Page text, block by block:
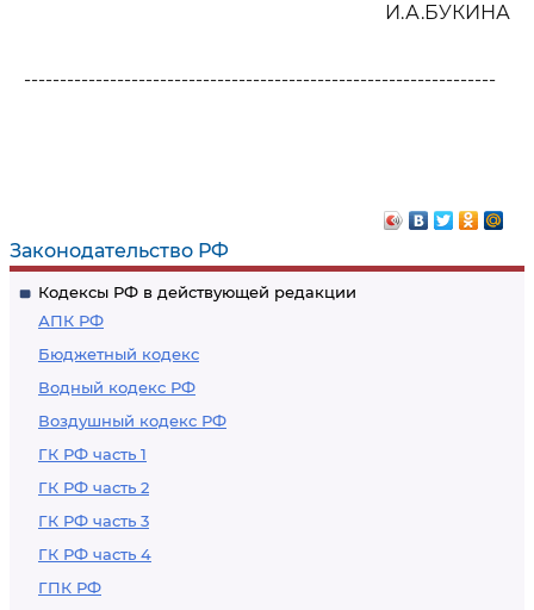
Законодательство РФ
Кодексы РФ в действующей редакции
АПК РФ
Бюджетный кодекс
Водный кодекс РФ
Воздушный кодекс РФ
ГК РФ часть 1
ГК РФ часть 2
ГК РФ часть 3
ГК РФ часть 4
ГПК РФ
И.А.БУКИНА
------------------------------------------------------------------